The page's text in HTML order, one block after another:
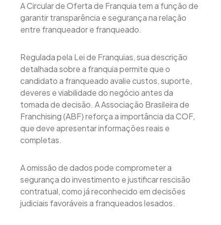
A Circular de Oferta de Franquia tem a função de
garantir transparência e segurança na relação
entre franqueador e franqueado.
Regulada pela Lei de Franquias, sua descrição
detalhada sobre a franquia permite que o
candidato a franqueado avalie custos, suporte,
deveres e viabilidade do negócio antes da
tomada de decisão. A Associação Brasileira de
Franchising (ABF) reforça a importância da COF,
que deve apresentar informações reais e
completas.
A omissão de dados pode comprometer a
segurança do investimento e justificar rescisão
contratual, como já reconhecido em decisões
judiciais favoráveis a franqueados lesados.